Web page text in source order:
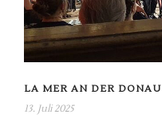
LA MER AN DER DONAU
13. Juli 2025